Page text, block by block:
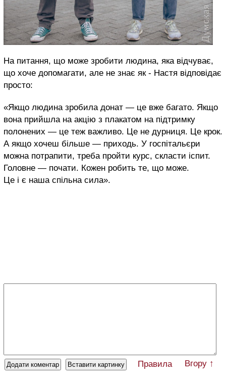
На питання, що може зробити людина, яка відчуває,
що хоче допомагати, але не знає як - Настя відповідає
просто:
«Якщо людина зробила донат — це вже багато. Якщо
вона прийшла на акцію з плакатом на підтримку
полонених — це теж важливо. Це не дурниця. Це крок.
А якщо хочеш більше — приходь. У госпітальєри
можна потрапити, треба пройти курс, скласти іспит.
Головне — почати. Кожен робить те, що може.
Це і є наша спільна сила».
Правила Вгору ↑